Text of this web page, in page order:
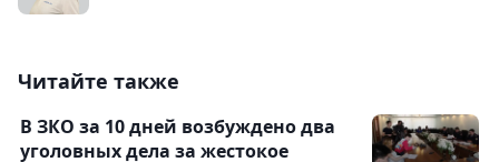
Читайте также
В ЗКО за 10 дней возбуждено два
уголовных дела за жестокое